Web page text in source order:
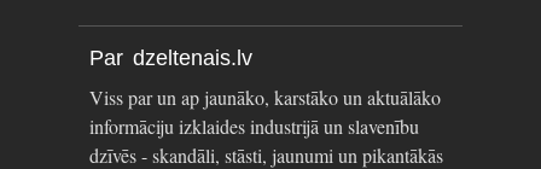
Par dzeltenais.lv
Viss par un ap jaunāko, karstāko un aktuālāko
informāciju izklaides industrijā un slavenību
dzīvēs - skandāli, stāsti, jaunumi un pikantākās